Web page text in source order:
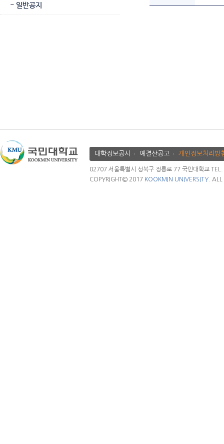
- 일반공지
대학정보공시 예결산공고 개인정보처리방
02707 서울특별시 성북구 정릉로 77 국민대학교
COPYRIGHT© 2017 KOOKMIN UNIVERSITY. ALL